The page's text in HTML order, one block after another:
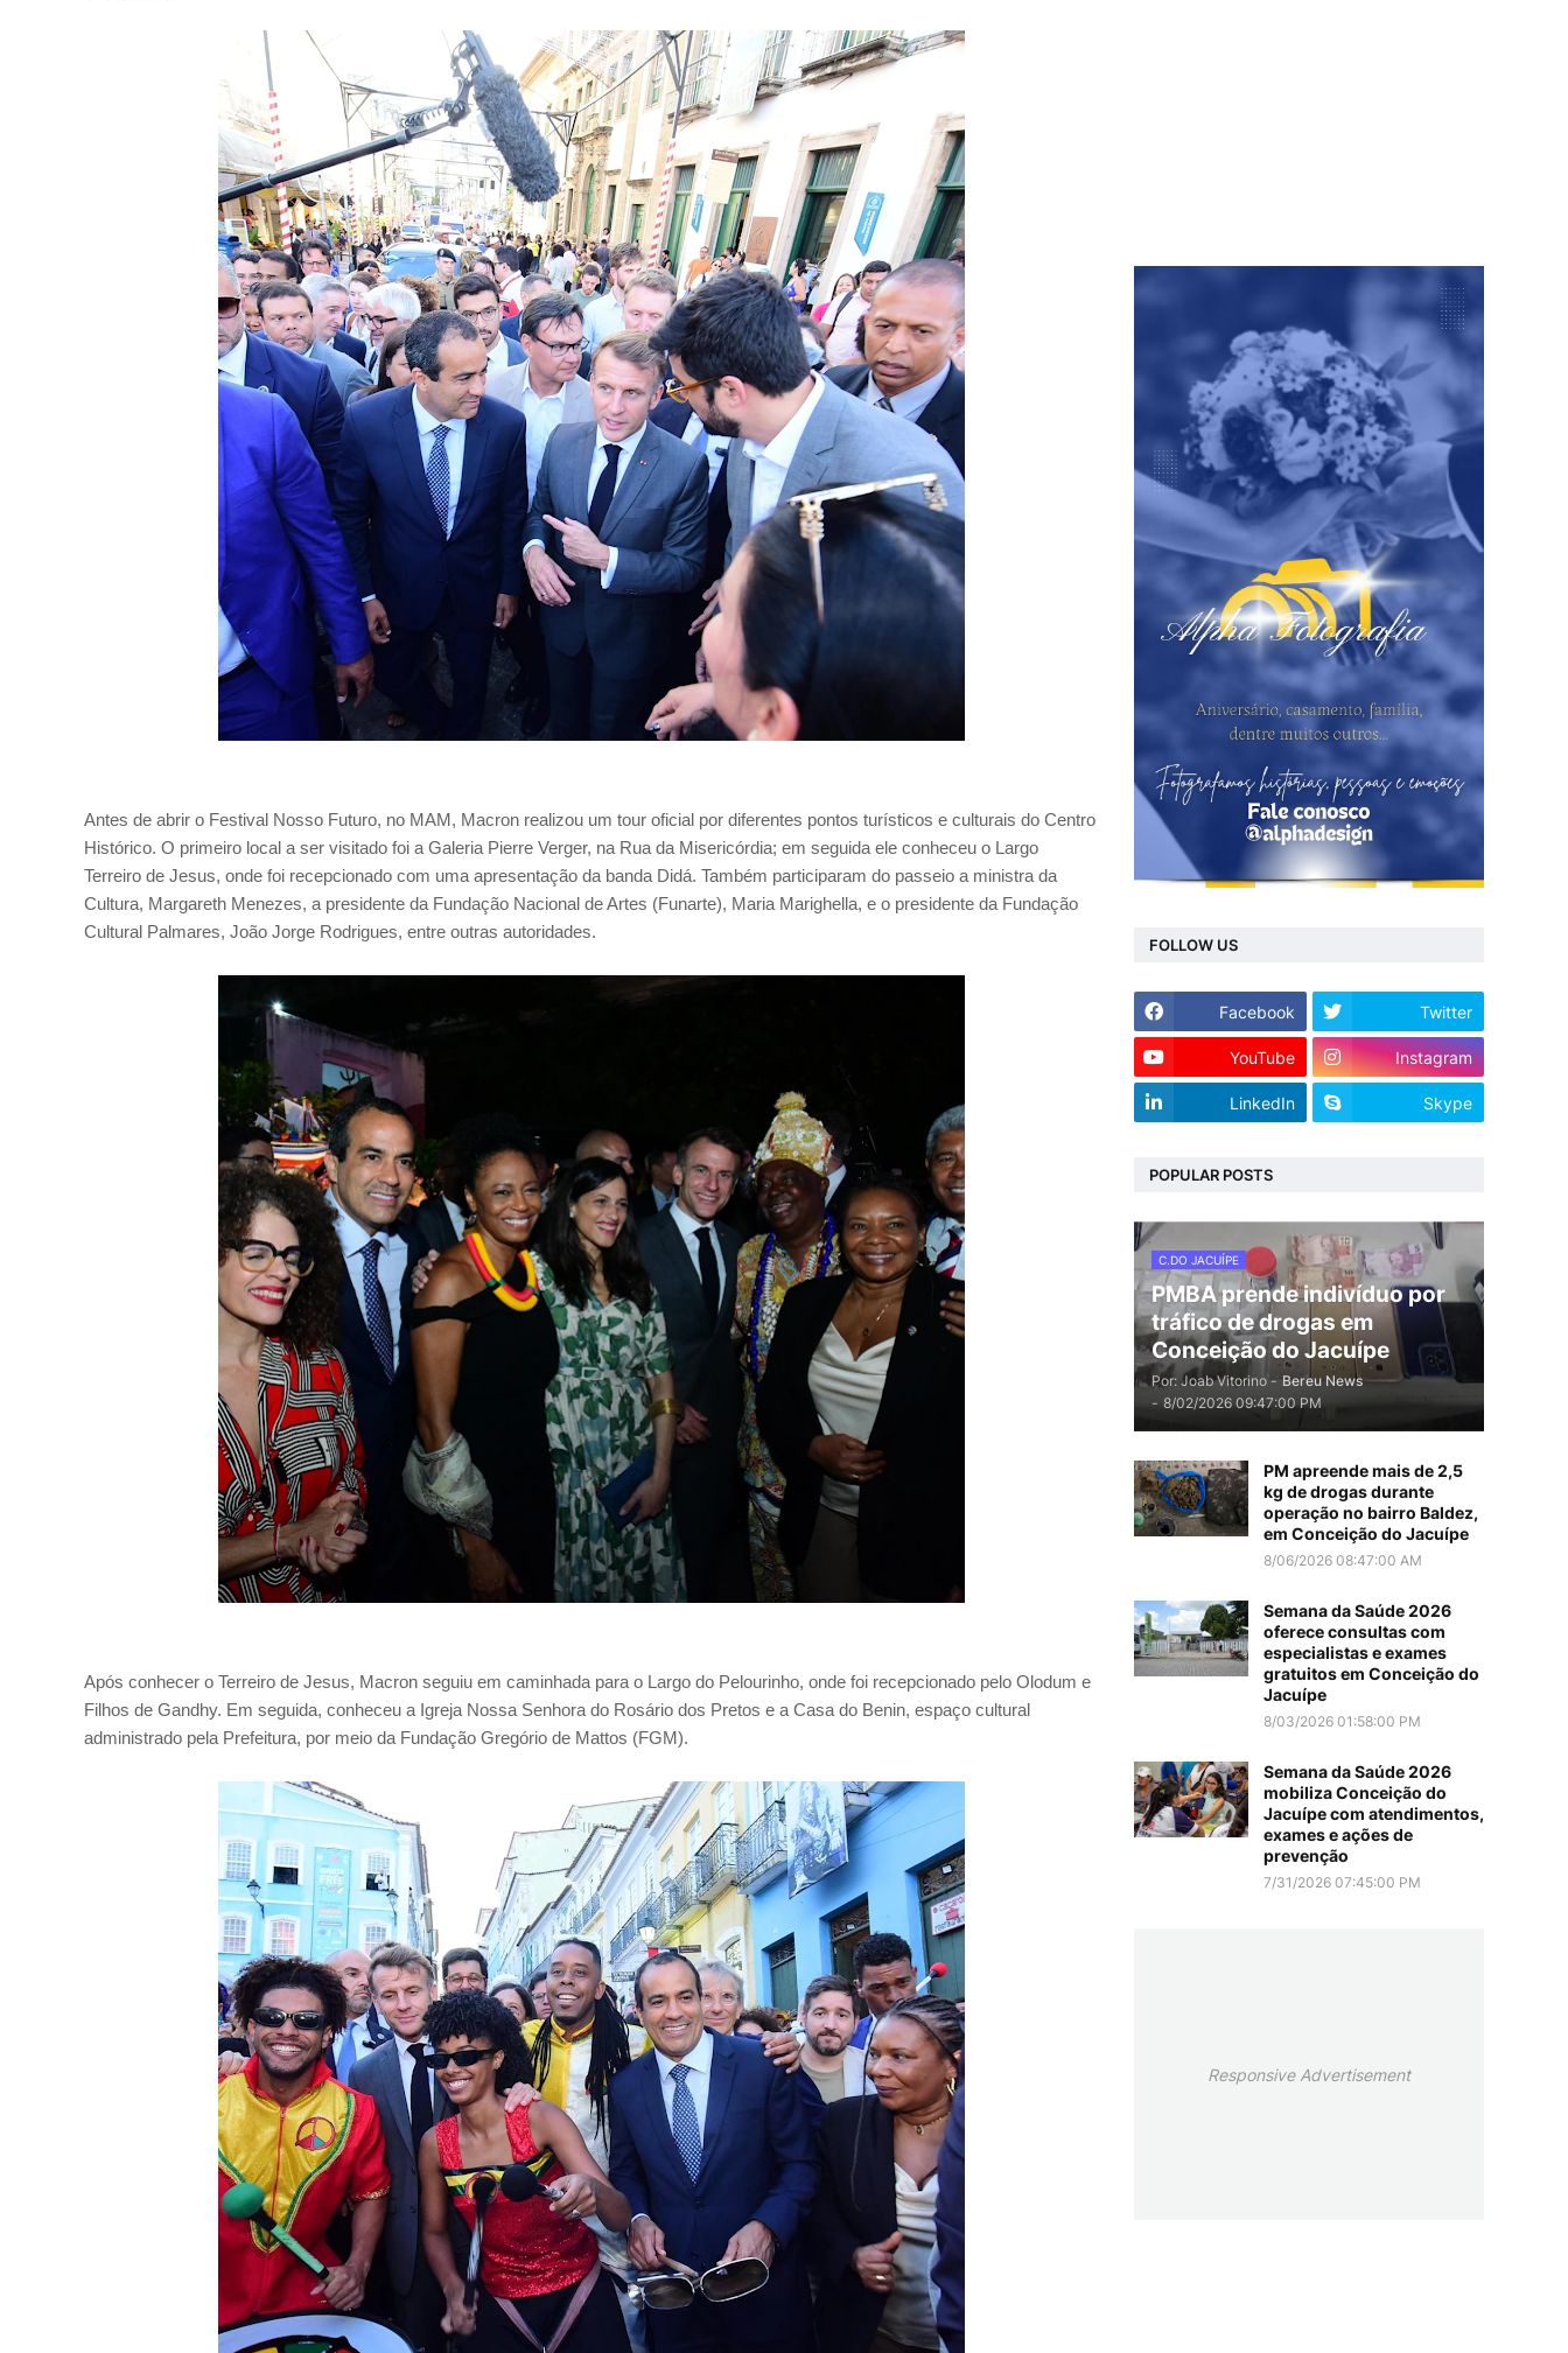
Antes de abrir o Festival Nosso Futuro, no MAM, Macron realizou um tour oficial por diferentes pontos turísticos e culturais do Centro
Histórico. O primeiro local a ser visitado foi a Galeria Pierre Verger, na Rua da Misericórdia; em seguida ele conheceu o Largo
Terreiro de Jesus, onde foi recepcionado com uma apresentação da banda Didá. Também participaram do passeio a ministra da
Cultura, Margareth Menezes, a presidente da Fundação Nacional de Artes (Funarte), Maria Marighella, e o presidente da Fundação
Cultural Palmares, João Jorge Rodrigues, entre outras autoridades.
Após conhecer o Terreiro de Jesus, Macron seguiu em caminhada para o Largo do Pelourinho, onde foi recepcionado pelo Olodum e
Filhos de Gandhy. Em seguida, conheceu a Igreja Nossa Senhora do Rosário dos Pretos e a Casa do Benin, espaço cultural
administrado pela Prefeitura, por meio da Fundação Gregório de Mattos (FGM).
FOLLOW US
Facebook Twitter
YouTube Instagram
LinkedIn Skype
POPULAR POSTS
C.DO JACUÍPE
PMBA prende indivíduo por
tráfico de drogas em
Conceição do Jacuípe
Por: Joab Vitorino - Bereu News
- 8/02/2026 09:47:00 PM
PM apreende mais de 2,5
kg de drogas durante
operação no bairro Baldez,
em Conceição do Jacuípe
8/06/2026 08:47:00 AM
Semana da Saúde 2026
oferece consultas com
especialistas e exames
gratuitos em Conceição do
Jacuípe
8/03/2026 01:58:00 PM
Semana da Saúde 2026
mobiliza Conceição do
Jacuípe com atendimentos,
exames e ações de
prevenção
7/31/2026 07:45:00 PM
Responsive Advertisement